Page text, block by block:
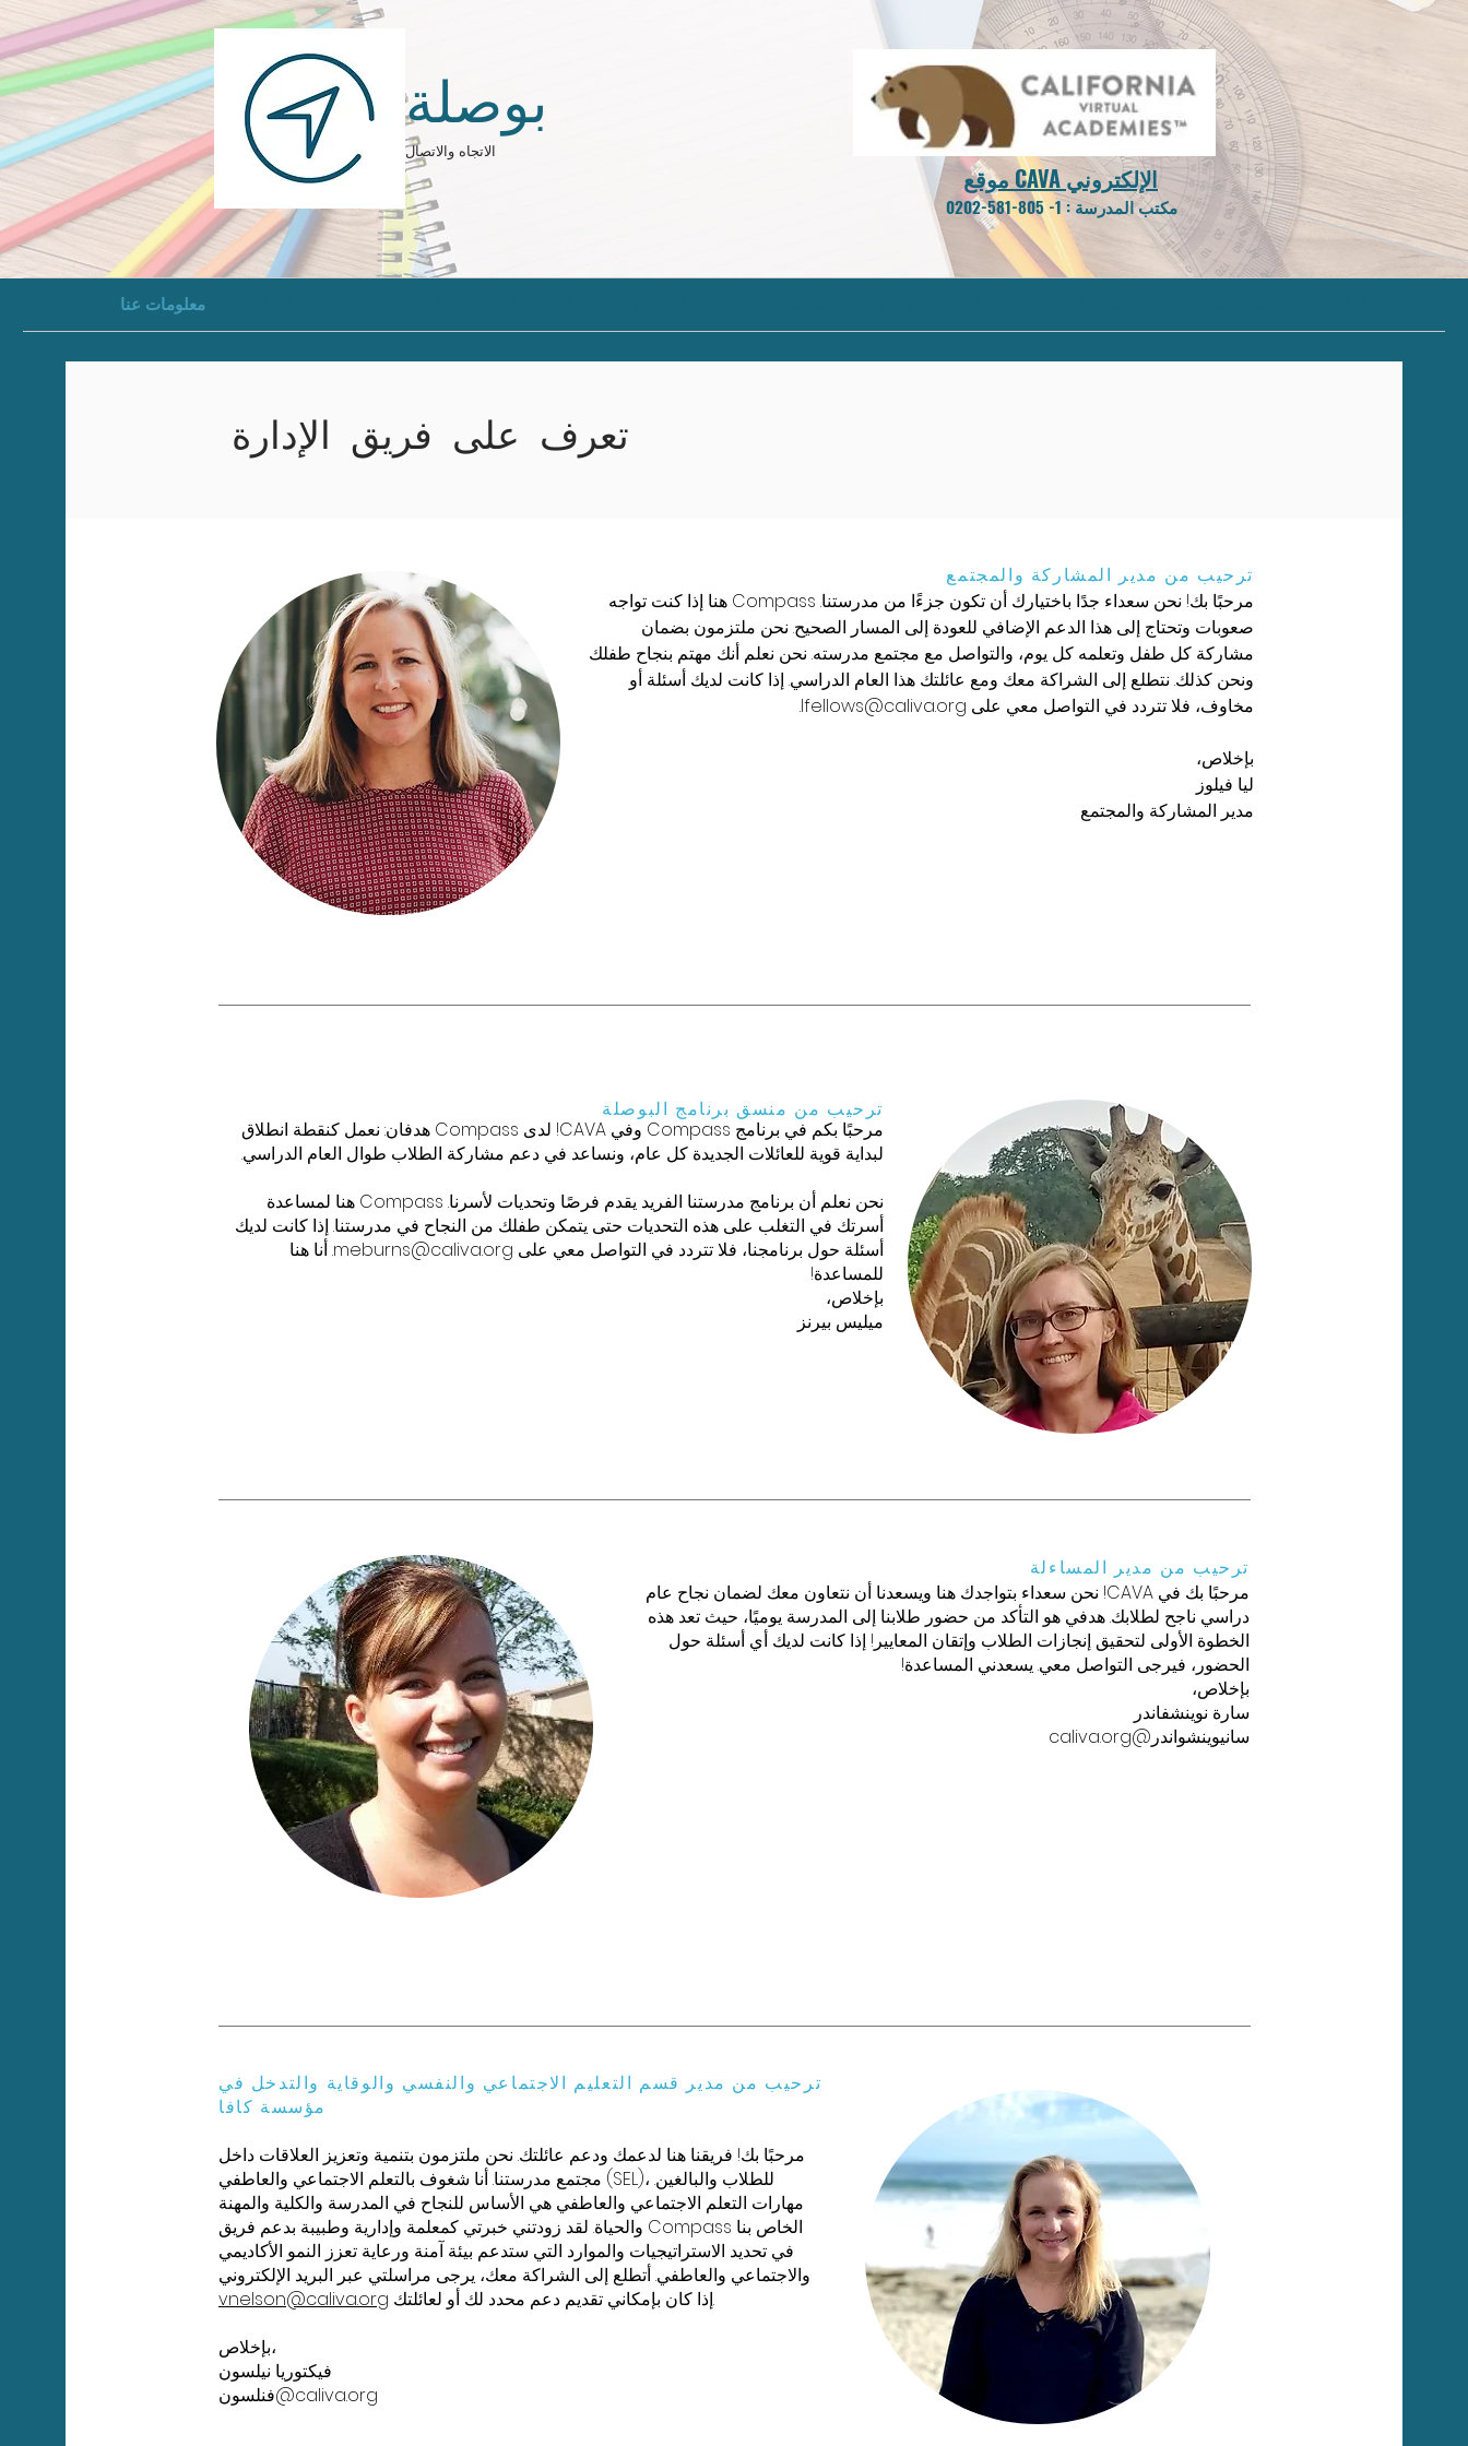
بوصلة
الاتجاه والاتصال
موقع CAVA الإلكتروني
مكتب المدرسة: 1-
805-581-0202
معلومات عنا
تعرف على فريق الإدارة
ترحيب من مدير المشاركة والمجتمع
مرحبًا بك! نحن سعداء جدًا باختيارك أن تكون جزءًا من مدرستنا. Compass هنا إذا كنت تواجه
صعوبات وتحتاج إلى هذا الدعم الإضافي للعودة إلى المسار الصحيح. نحن ملتزمون بضمان
مشاركة كل طفل وتعلمه كل يوم، والتواصل مع مجتمع مدرسته. نحن نعلم أنك مهتم بنجاح طفلك
ونحن كذلك. نتطلع إلى الشراكة معك ومع عائلتك هذا العام الدراسي. إذا كانت لديك أسئلة أو
مخاوف، فلا تتردد في التواصل معي على lfellows@caliva.org
.
بإخلاص،
ليا فيلوز
مدير المشاركة والمجتمع
ترحيب من منسق برنامج البوصلة
مرحبًا بكم في برنامج Compass وفي CAVA! لدى Compass هدفان: نعمل كنقطة انطلاق
لبداية قوية للعائلات الجديدة كل عام، ونساعد في دعم مشاركة الطلاب طوال العام الدراسي.
نحن نعلم أن برنامج مدرستنا الفريد يقدم فرصًا وتحديات لأسرنا. Compass هنا لمساعدة
أسرتك في التغلب على هذه التحديات حتى يتمكن طفلك من النجاح في مدرستنا. إذا كانت لديك
أسئلة حول برنامجنا، فلا تتردد في التواصل معي على meburns@caliva.org. أنا هنا
للمساعدة!
بإخلاص،
ميليس بيرنز
ترحيب من مدير المساءلة
مرحبًا بك في CAVA! نحن سعداء بتواجدك هنا ويسعدنا أن نتعاون معك لضمان نجاح عام
دراسي ناجح لطلابك. هدفي هو التأكد من حضور طلابنا إلى المدرسة يوميًا، حيث تعد هذه
الخطوة الأولى لتحقيق إنجازات الطلاب وإتقان المعايير! إذا كانت لديك أي أسئلة حول
الحضور، فيرجى التواصل معي. يسعدني المساعدة!
بإخلاص،
سارة نوينشفاندر
سانيوينشواندر@caliva.org
ترحيب من مدير قسم التعليم الاجتماعي والنفسي والوقاية والتدخل في
مؤسسة كافا
مرحبًا بك! فريقنا هنا لدعمك ودعم عائلتك. نحن ملتزمون بتنمية وتعزيز العلاقات داخل
مجتمع مدرستنا. أنا شغوف بالتعلم الاجتماعي والعاطفي (SEL)، للطلاب والبالغين.
مهارات التعلم الاجتماعي والعاطفي هي الأساس للنجاح في المدرسة والكلية والمهنة
والحياة. لقد زودتني خبرتي كمعلمة وإدارية وطبيبة بدعم فريق Compass الخاص بنا
في تحديد الاستراتيجيات والموارد التي ستدعم بيئة آمنة ورعاية تعزز النمو الأكاديمي
والاجتماعي والعاطفي. أتطلع إلى الشراكة معك، يرجى مراسلتي عبر البريد الإلكتروني
vnelson@caliva.org
إذا كان بإمكاني تقديم دعم محدد لك أو لعائلتك.
بإخلاص،
فيكتوريا نيلسون
فنلسون@caliva.org